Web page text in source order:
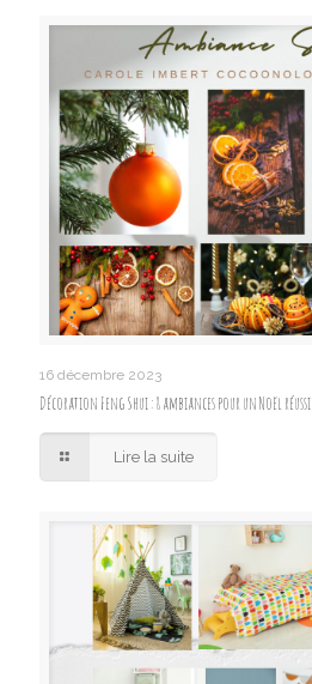
16 décembre 2023
Décoration Feng Shui : 8 ambiances pour un Noël réussi
Lire la suite